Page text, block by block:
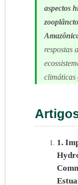
aspectos
respostas
climáticas
1.